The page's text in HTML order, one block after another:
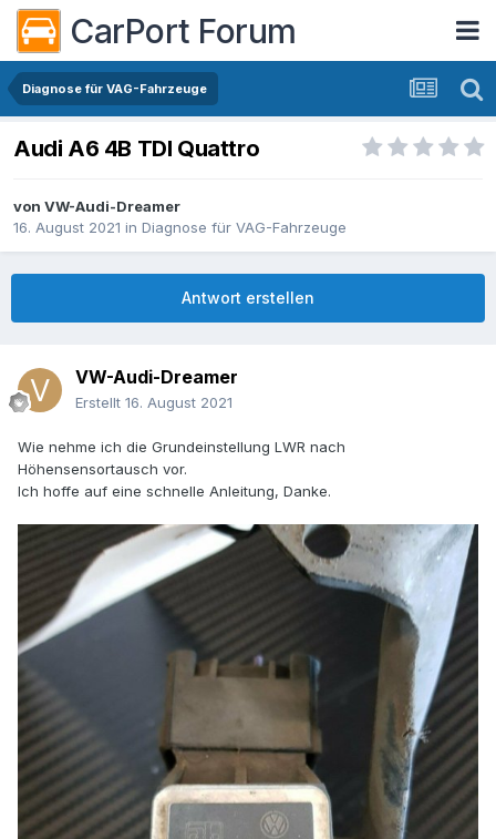
CarPort Forum
Diagnose für VAG-Fahrzeuge
Audi A6 4B TDI Quattro
von VW-Audi-Dreamer
16. August 2021 in Diagnose für VAG-Fahrzeuge
Antwort erstellen
VW-Audi-Dreamer
Erstellt 16. August 2021
Wie nehme ich die Grundeinstellung LWR nach
Höhensensortausch vor.
Ich hoffe auf eine schnelle Anleitung, Danke.